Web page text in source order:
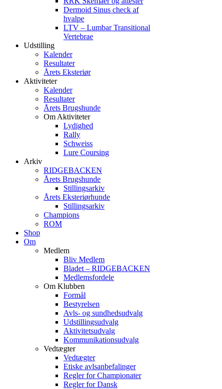
Dermoid Sinus check af
hvalpe
LTV – Lumbar Transitional
Vertebrae
Udstilling
Kalender
Resultater
Årets Eksteriør
Aktiviteter
Kalender
Resultater
Årets Brugshunde
Om Aktiviteter
Lydighed
Rally
Schweiss
Lure Coursing
Arkiv
RIDGEBACKEN
Årets Brugshunde
Stillingsarkiv
Årets Eksteriørhunde
Stillingsarkiv
Champions
ROM
Shop
Om
Medlem
Bliv Medlem
Bladet – RIDGEBACKEN
Medlemsfordele
Om Klubben
Formål
Bestyrelsen
Avls- og sundhedsudvalg
Udstillingsudvalg
Aktivitetsudvalg
Kommunikationsudvalg
Vedtægter
Vedtægter
Etiske avlsanbefalinger
Regler for Championater
Regler for Dansk